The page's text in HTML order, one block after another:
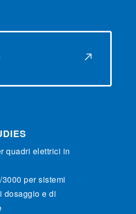
quadri elettrici in
per sistemi
dosaggio e di